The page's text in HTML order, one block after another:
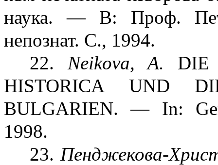
наука. — В: Проф.
непознат. С., 1994.
22. Neikova, A. DIE
HISTORICA UND
BULGARIEN. — In:
1998.
23.Пенджекова-